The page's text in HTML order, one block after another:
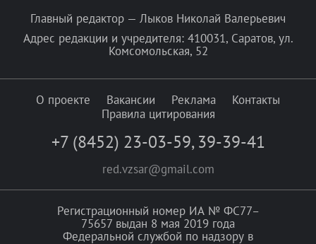
Главный редактор — Лыков Николай Валерьевич
Адрес редакции и учредителя: 410031, Саратов, ул.
Комсомольская, 52
О проекте Вакансии Реклама
Контакты
Правила цитирования
+7 (8452) 23-03-59, 39-39-41
red.vzsar@gmail.com
Регистрационный номер ИА № ФС77–
75657 выдан 8 мая 2019 года
Федеральной службой по надзору в